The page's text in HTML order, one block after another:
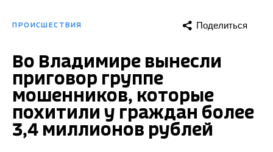
ПРОИСШЕСТВИЯ Поделиться
Во Владимире вынесли
приговор группе
мошенников, которые
похитили у граждан более
3,4 миллионов рублей